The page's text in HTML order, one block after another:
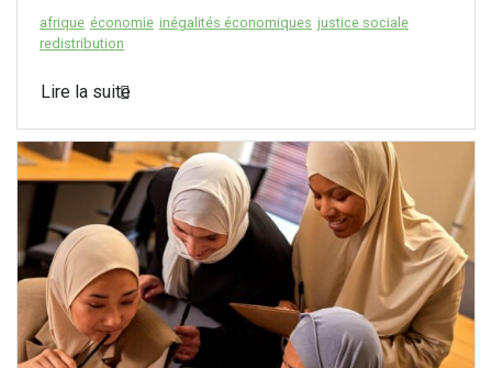
afrique économie inégalités économiques justice sociale
redistribution
Lire la suite